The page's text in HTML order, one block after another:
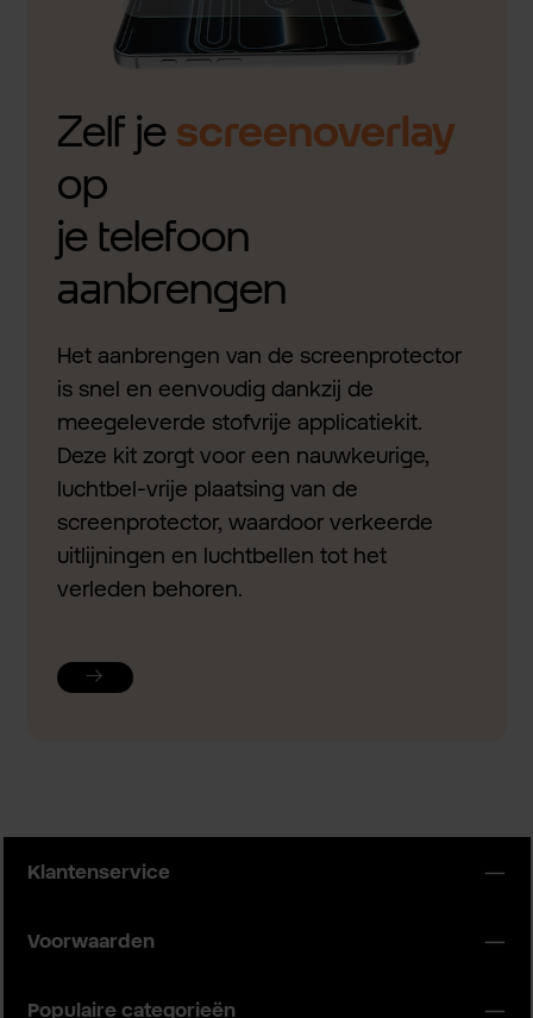
Zelf je screenoverlay
op
je telefoon
aanbrengen
Het aanbrengen van de screenprotector
is snel en eenvoudig dankzij de
meegeleverde stofvrije applicatiekit.
Deze kit zorgt voor een nauwkeurige,
luchtbel-vrije plaatsing van de
screenprotector, waardoor verkeerde
uitlijningen en luchtbellen tot het
verleden behoren.
Klantenservice
Voorwaarden
Populaire categorieën